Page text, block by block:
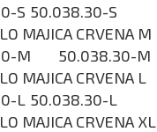
S 50.038.30-S
MAJICA CRVENA M
M
50.038.30-M
MAJICA CRVENA L
L 50.038.30-L
MAJICA CRVENA XL